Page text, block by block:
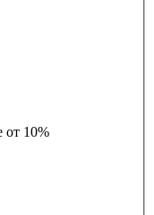
от 10%